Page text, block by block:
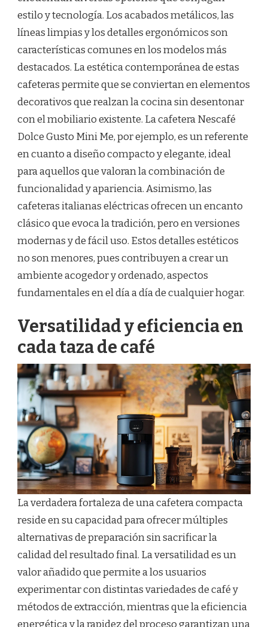
estilo y tecnología. Los acabados metálicos, las
líneas limpias y los detalles ergonómicos son
características comunes en los modelos más
destacados. La estética contemporánea de estas
cafeteras permite que se conviertan en elementos
decorativos que realzan la cocina sin desentonar
con el mobiliario existente. La cafetera Nescafé
Dolce Gusto Mini Me, por ejemplo, es un referente
en cuanto a diseño compacto y elegante, ideal
para aquellos que valoran la combinación de
funcionalidad y apariencia. Asimismo, las
cafeteras italianas eléctricas ofrecen un encanto
clásico que evoca la tradición, pero en versiones
modernas y de fácil uso. Estos detalles estéticos
no son menores, pues contribuyen a crear un
ambiente acogedor y ordenado, aspectos
fundamentales en el día a día de cualquier hogar.
Versatilidad y eficiencia en
cada taza de café
La verdadera fortaleza de una cafetera compacta
reside en su capacidad para ofrecer múltiples
alternativas de preparación sin sacrificar la
calidad del resultado final. La versatilidad es un
valor añadido que permite a los usuarios
experimentar con distintas variedades de café y
métodos de extracción, mientras que la eficiencia
energética y la rapidez del proceso garantizan una